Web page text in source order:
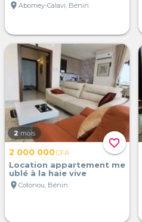
location_on Abomey-Calavi, Bénin
favorite_border
2 mois
2 000 000CFA
Location appartement me
ublé à la haie vive
location_on Cotonou, Bénin